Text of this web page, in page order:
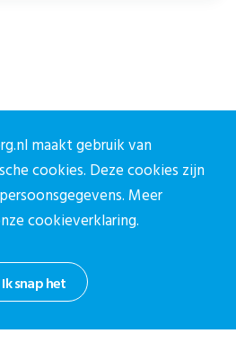
Ik snap het
maakt gebruik van
cookies. Deze cookies zijn
Meer
cookieverklaring.